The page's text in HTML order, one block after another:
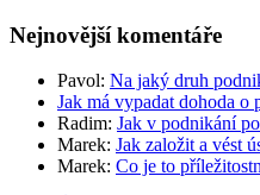
Nejnovější komentáře
Pavol: Na jaký druh
Jak má vypadat dohoda o
Radim: Jak v podnikání
Marek: Jak založit a vést
Marek: Co je to